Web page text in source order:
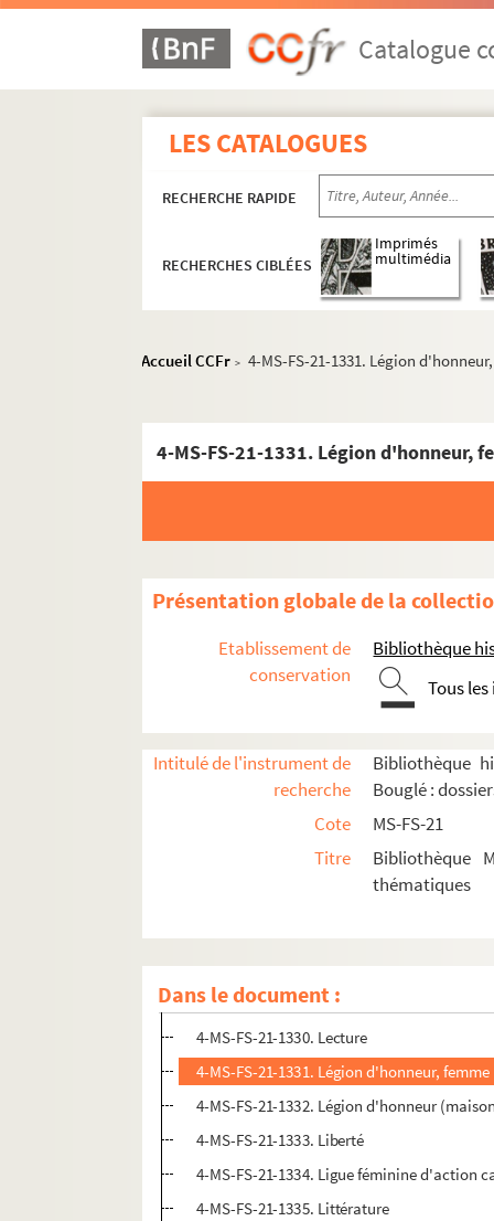
Catalogue
LES CATALOGUES
RECHERCHE RAPIDE
RECHERCHES CIBLÉES
Imprimés
multimédia
Accueil CCFr > 4-MS-FS-21-1331. Légion
4-MS-FS-21-1331. Légion d'honneur,
Présentation globale de la
Etablissement de
conservation
Bibliothèque
Tous
Intitulé de l'instrument de
recherche
Bibliothèque
Bouglé :
Cote
MS-FS-21
Titre
Bibliothèque
thématiques
Dans le document :
A
K-M
4-MS-FS-21-1329. Kabylie
4-MS-FS-21-1330. Lecture
4-MS-FS-21-1331. Légion d'honneur, femme
4-MS-FS-21-1332. Légion d'honneur
4-MS-FS-21-1333. Liberté
4-MS-FS-21-1334. Ligue féminine d'action
4-MS-FS-21-1335. Littérature